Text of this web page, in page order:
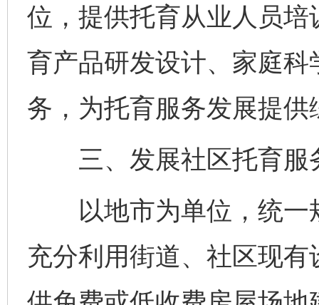
位，提供托育从业人员
育产品研发设计、家庭
务，为托育服务发展提供
三、发展社区托育服
以地市为单位，统一
充分利用街道、社区现